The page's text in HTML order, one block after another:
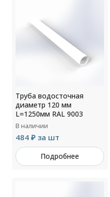
Труба водосточная
диаметр 120 мм
L=1250мм RAL 9003
В наличии
484 ₽ за шт
Подробнее